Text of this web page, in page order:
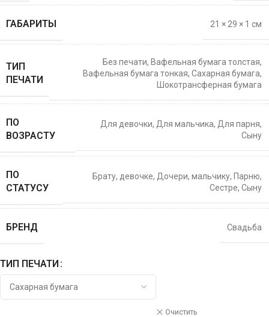
ГАБАРИТЫ 21 × 29 × 1 см
ТИП
ПЕЧАТИ
Без печати, Вафельная бумага толстая,
Вафельная бумага тонкая, Сахарная бумага,
Шокотрансферная бумага
ПО
ВОЗРАСТУ
Для девочки, Для мальчика, Для парня,
Сыну
ПО
СТАТУСУ
Брату, девочке, Дочери, мальчику, Парню,
Сестре, Сыну
БРЕНД Свадьба
ТИП ПЕЧАТИ
Очистить